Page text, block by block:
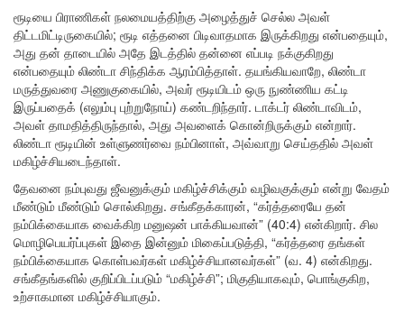
ரூடியை பிராணிகள் நலமையத்திற்கு அழைத்துச் செல்ல அவள்
திட்டமிட்டிருகையில்; ரூடி எத்தனை பிடிவாதமாக இருக்கிறது என்பதையும்,
அது தன் தாடையில் அதே இடத்தில் தன்னை எப்படி நக்குகிறது
என்பதையும் லிண்டா சிந்திக்க ஆரம்பித்தாள். தயங்கியவாறே, லிண்டா
மருத்துவரை அணுகுகையில், அவர் ரூடியிடம் ஒரு நுண்ணிய கட்டி
இருப்பதைக் (எலும்பு புற்றுநோய்) கண்டறிந்தார். டாக்டர் லிண்டாவிடம்,
அவள் தாமதித்திருந்தால், அது அவளைக் கொன்றிருக்கும் என்றார்.
லிண்டா ரூடியின் உள்ளுணர்வை நம்பினாள், அவ்வாறு செய்ததில் அவள்
மகிழ்ச்சியடைந்தாள்.
தேவனை நம்புவது ஜீவனுக்கும் மகிழ்ச்சிக்கும் வழிவகுக்கும் என்று வேதம்
மீண்டும் மீண்டும் சொல்கிறது. சங்கீதக்காரன், “கர்த்தரையே தன்
நம்பிக்கையாக வைக்கிற மனுஷன் பாக்கியவான்” (40:4) என்கிறார். சில
மொழிபெயர்ப்புகள் இதை இன்னும் மிகைப்படுத்தி, “கர்த்தரை தங்கள்
நம்பிக்கையாக கொள்பவர்கள் மகிழ்ச்சியானவர்கள்” (வ. 4) என்கிறது.
சங்கீதங்களில் குறிப்பிடப்படும் “மகிழ்ச்சி”; மிகுதியாகவும், பொங்குகிற,
உற்சாகமான மகிழ்ச்சியாகும்.